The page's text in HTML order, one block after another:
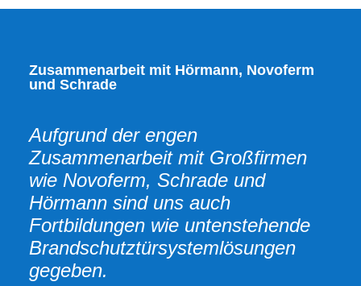
Zusammenarbeit mit Hörmann, Novoferm
und Schrade
Aufgrund der engen
Zusammenarbeit mit Großfirmen
wie Novoferm, Schrade und
Hörmann sind uns auch
Fortbildungen wie untenstehende
Brandschutztürsystemlösungen
gegeben.